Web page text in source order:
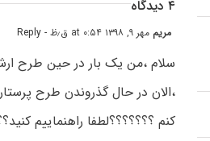
۴ دیدگاه
مریم مهر ۹, ۱۳۹۸ at ۰:۵۴ ق٫ظ - Reply
کنم ؟؟؟؟؟؟؟لطفا راهنماییم